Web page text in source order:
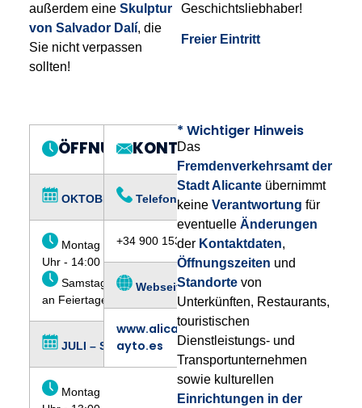
außerdem eineSkulptur
von Salvador Dalí, die
Sie nicht verpassen
sollten!
Geschichtsliebhaber!
Freier Eintritt
ÖFFNUNGSZEITEN:
OKTOBER – JUNI
Montag bis Freitag: 9:00
Uhr - 14:00 Uhr
Samstags, sonntags und
an Feiertagen: Geschlossen
JULI – SEPTEMBER
Montag bis Freitag: 09:00
KONTAKT:
Telefon
+34 900 153 862
Webseite
www.alicante-
ayto.es
* Wichtiger Hinweis
Das
Fremdenverkehrsamt der
Stadt Alicante übernimmt
keineVerantwortung für
eventuelleÄnderungen
der Kontaktdaten,
Öffnungszeiten und
Standorte von
Unterkünften, Restaurants,
touristischen
Dienstleistungs- und
Transportunternehmen
sowie kulturellen
Einrichtungen in der